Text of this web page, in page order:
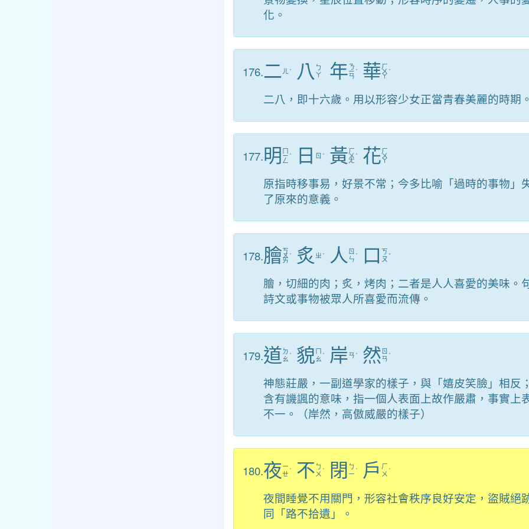
化。
176.二 ㄦ ˋ 八 ㄅ
ㄚ
年ㄋ
ㄧ
ㄢ
ˊ 華ㄏ
ㄨ
ㄚ
ˊ
二八，即十六歲。用以形容少女正當青春美麗的時期
177.明 ㄇ
ㄧ
ㄥ
ˊ 日 ㄖ ˋ 黃ㄏ
ㄨ
ㄤ
ˊ 花ㄏ
ㄨ
ㄚ
原指時移事易，好景不常；今多比喻「過時的事物」
了原來的意義。
178.膾ㄎ
ㄨ
ㄞ
ˋ 炙 ㄓˋ 人 ㄖ
ㄣ ˊ 口 ㄎ
ㄡˇ
膾，切細的肉；炙，烤肉；二者是人人喜愛的美味。
詩文或事物被眾人所喜愛而流傳。
179.道 ㄉ
ㄠˋ 貌 ㄇ
ㄠˋ 岸ㄢˋ 然 ㄖ
ㄢ ˊ
神態莊嚴，一副道學家的樣子，與「嬉皮笑臉」相反
含有譏諷的意味，指一個人表面上故作嚴肅，事實上
不一。（岸然，高傲威嚴的樣子）
180.夜ㄧ
ㄝˋ 不 ㄅ
ㄨˋ 閉 ㄅ
ㄧˋ 戶 ㄏ
ㄨˋ
夜間睡覺不用關門，形容社會秩序良好安定，盜賊絕
同「路不拾遺」。